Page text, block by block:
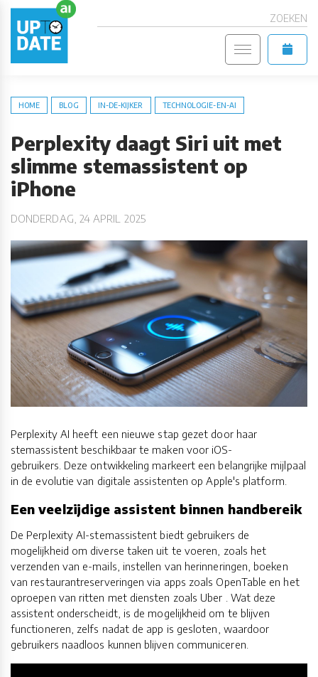
ZOEKEN
HOME BLOG IN-DE-KIJKER TECHNOLOGIE-EN-AI
Perplexity daagt Siri uit met
slimme stemassistent op
iPhone
DONDERDAG, 24 APRIL 2025
Perplexity AI heeft een nieuwe stap gezet door haar
stemassistent beschikbaar te maken voor iOS-
gebruikers. Deze ontwikkeling markeert een belangrijke mijlpaal
in de evolutie van digitale assistenten op Apple's platform.​
Een veelzijdige assistent binnen handbereik
De Perplexity AI-stemassistent biedt gebruikers de
mogelijkheid om diverse taken uit te voeren, zoals het
verzenden van e-mails, instellen van herinneringen, boeken
van restaurantreserveringen via apps zoals OpenTable en het
oproepen van ritten met diensten zoals Uber . Wat deze
assistent onderscheidt, is de mogelijkheid om te blijven
functioneren, zelfs nadat de app is gesloten, waardoor
gebruikers naadloos kunnen blijven communiceren.